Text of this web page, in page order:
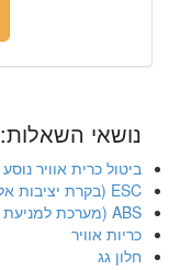
נושאי השאלות:
ביטול כרית אוויר נוסע
ESC (בקרת יציבות אלקטרונית)
ABS (מערכת למניעת נעילה בבלימה)
כריות אוויר
חלון גג